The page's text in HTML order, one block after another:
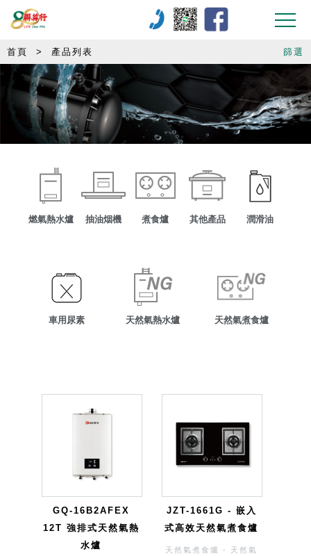
首頁 > 產品列表 篩選
燃氣熱水爐 抽油烟機 煮食爐 其他產品 潤滑油
車用尿素 天然氣熱水爐 天然氣煮食爐
GQ-16B2AFEX
12T 強排式天然氣熱
水爐
JZT-1661G - 嵌入
式高效天然氣煮食爐
天然氣煮食爐 - 天然氣